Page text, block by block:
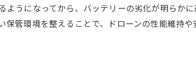
安全性を高める保管場所の見極め方を解
ドローン保管時の発火リスクを防ぐ収
ようになってから、バッテリーの劣化が明らか
保管環境を整えることで、ドローンの性能維持